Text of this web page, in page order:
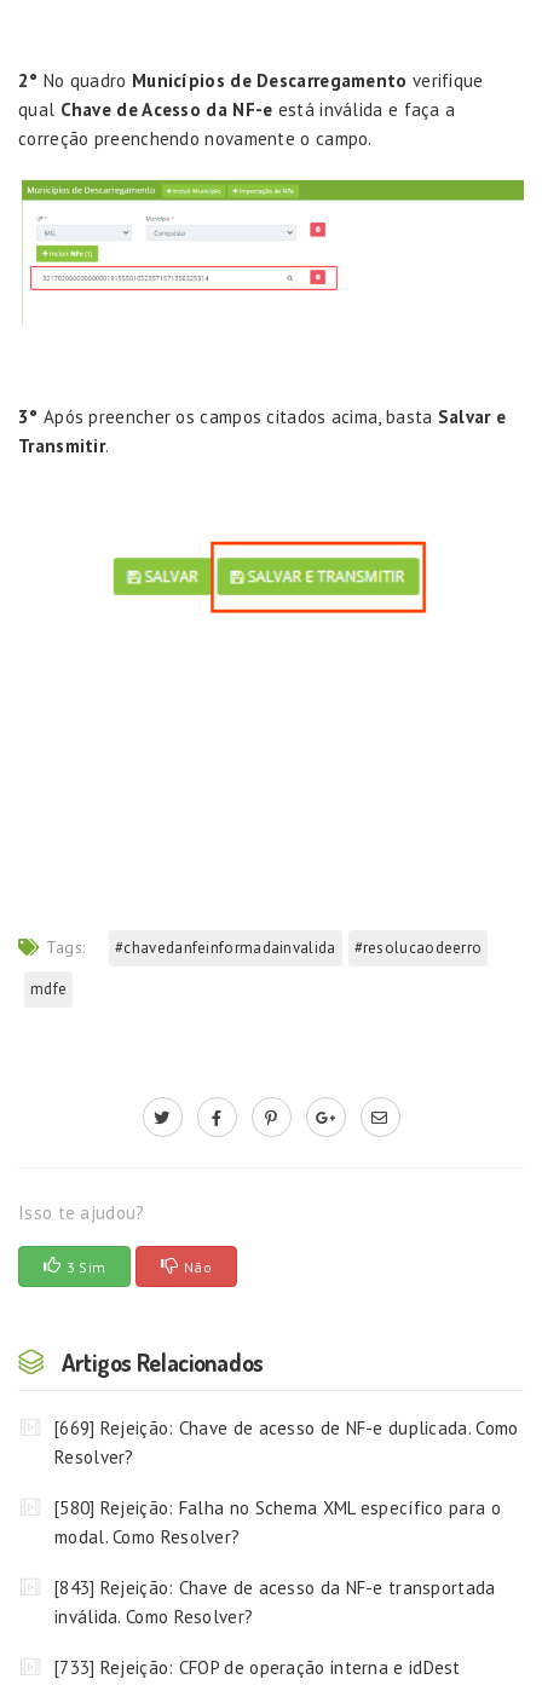
2° No quadro Municípios de Descarregamento verifique
qual Chave de Acesso da NF-e está inválida e faça a
correção preenchendo novamente o campo.
3° Após preencher os campos citados acima, basta Salvar e
Transmitir.
Tags: #chavedanfeinformadainvalida
#resolucaodeerro
mdfe
Isso te ajudou?
3 Sim Não
Artigos Relacionados
[669] Rejeição: Chave de acesso de NF-e duplicada. Como
Resolver?
[580] Rejeição: Falha no Schema XML específico para o
modal. Como Resolver?
[843] Rejeição: Chave de acesso da NF-e transportada
inválida. Como Resolver?
[733] Rejeição: CFOP de operação interna e idDest